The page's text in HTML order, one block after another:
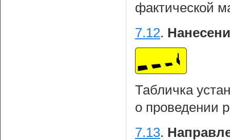
фактической
7.12.
Табличка
о проведении
7.13.